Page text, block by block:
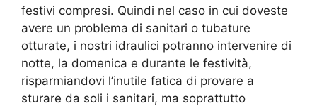
festivi compresi. Quindi nel caso in cui doveste
avere un problema di sanitari o tubature
otturate, i nostri idraulici potranno intervenire di
notte, la domenica e durante le festività,
risparmiandovi l’inutile fatica di provare a
sturare da soli i sanitari, ma soprattutto